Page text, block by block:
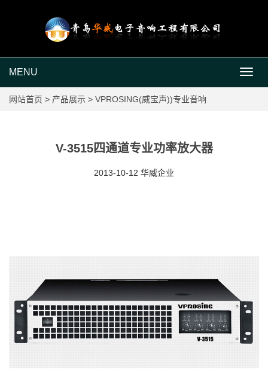
MENU
网站首页 > 产品展示 > VPROSING(威宝声))专业音响
V-3515四通道专业功率放大器
2013-10-12 华威企业